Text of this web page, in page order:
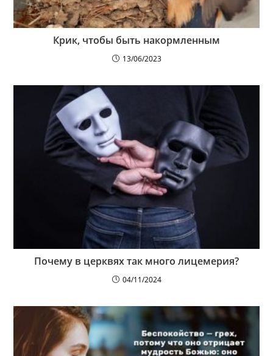
Крик, чтобы быть накормленным
13/06/2023
Почему в церквях так много лицемерия?
04/11/2024